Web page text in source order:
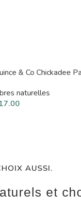
& Co Chickadee
naturelles
17.00
AUSSI.
et